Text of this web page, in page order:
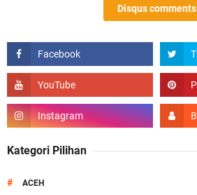
Disqus comments
Kategori Pilihan
# ACEH